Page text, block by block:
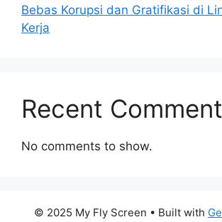
Bebas Korupsi dan Gratifikasi di
Kerja
Recent
No comments to show.
© 2025 My Fly Screen • Built with